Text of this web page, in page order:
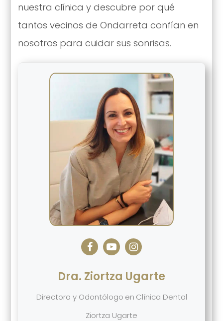
nuestra clínica y descubre por qué
tantos vecinos de Ondarreta confían en
nosotros para cuidar sus sonrisas.
Dra. Ziortza Ugarte
Directora y Odontólogo en Clínica Dental
Ziortza Ugarte